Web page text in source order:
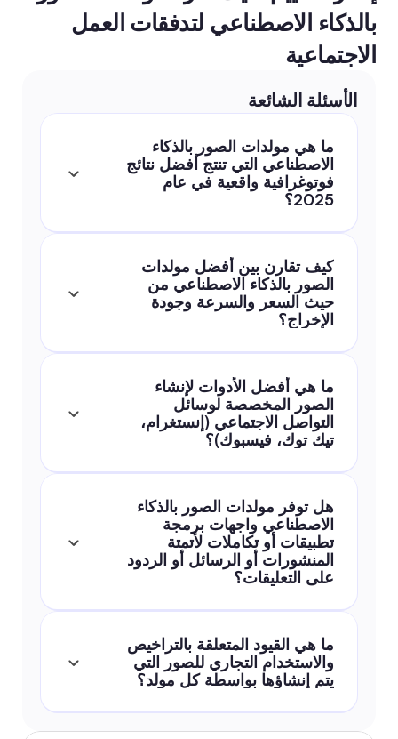
الاجتماعية
الأسئلة الشائعة
2025؟
الإخراج؟
تيك توك، فيسبوك)؟
على التعليقات؟
يتم إنشاؤها بواسطة كل مولد؟